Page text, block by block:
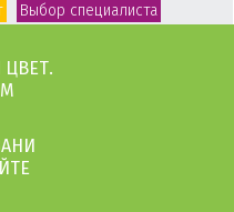
Выбор специалиста